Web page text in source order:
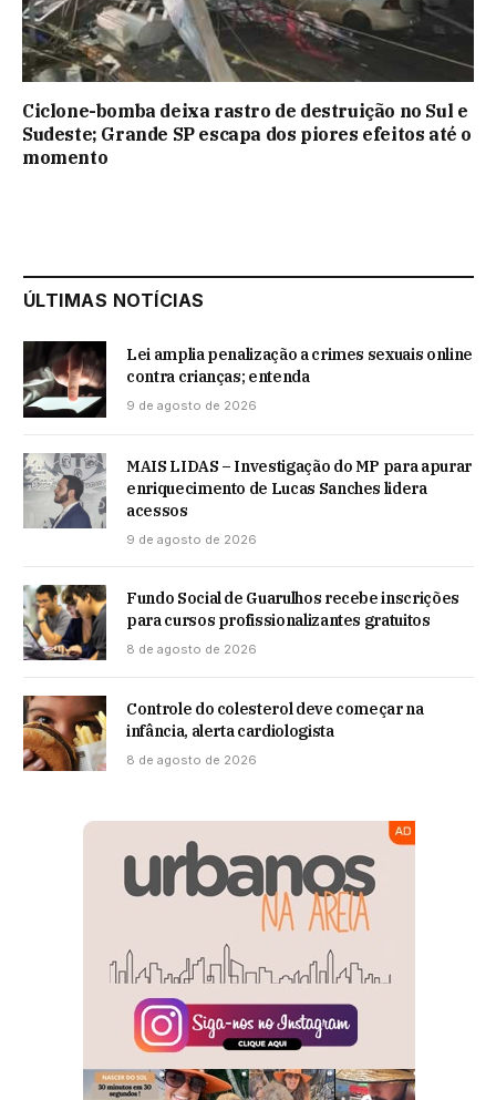
Ciclone-bomba deixa rastro de destruição no Sul e
Sudeste; Grande SP escapa dos piores efeitos até o
momento
ÚLTIMAS NOTÍCIAS
Lei amplia penalização a crimes sexuais online
contra crianças; entenda
9 de agosto de 2026
MAIS LIDAS – Investigação do MP para apurar
enriquecimento de Lucas Sanches lidera
acessos
9 de agosto de 2026
Fundo Social de Guarulhos recebe inscrições
para cursos profissionalizantes gratuitos
8 de agosto de 2026
Controle do colesterol deve começar na
infância, alerta cardiologista
8 de agosto de 2026